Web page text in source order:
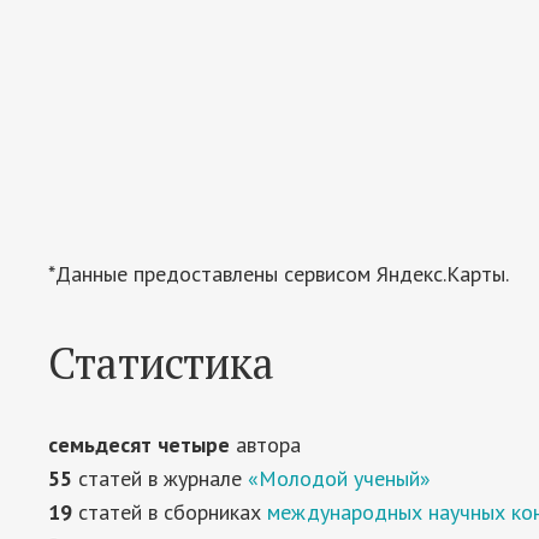
*Данные предоставлены сервисом Яндекс.Карты.
Статистика
семьдесят четыре автора
55 статей в журнале «Молодой ученый»
19 статей в сборниках международных научных